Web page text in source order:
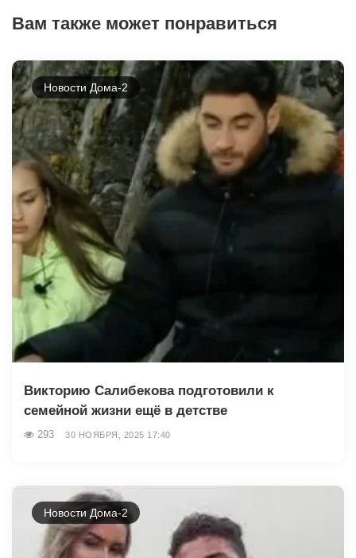
Вам также может понравиться
Новости Дома-2
Викторию Салибекова подготовили к
семейной жизни ещё в детстве
293 30 НОЯБРЯ, 2025 17:40
Новости Дома-2